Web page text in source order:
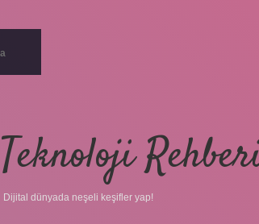
Dijital dünyada neşeli keşifler yap!